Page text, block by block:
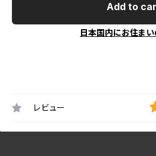
Add to
日本国内にお住ま
レビュー